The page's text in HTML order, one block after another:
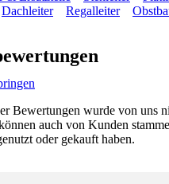
Dachleiter Regalleiter
Bewertungen wurde von uns
auch von Kunden
oder gekauft haben.